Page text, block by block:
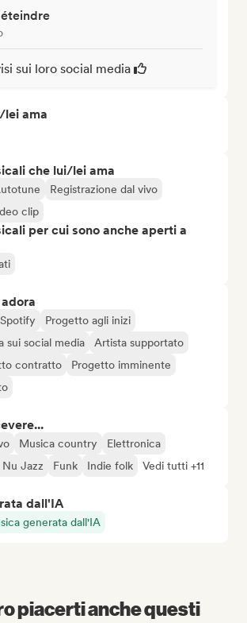
éteindre
sui loro social media
lei ama
che lui/lei ama
Registrazione dal vivo
clip
per cui sono anche aperti a
Progetto agli inizi
sui social media
Artista supportato
contratto
Progetto imminente
Musica country
Elettronica
Jazz
Funk Indie folk Vedi tutti +11
dall'IA
generata dall'IA
piacerti anche questi